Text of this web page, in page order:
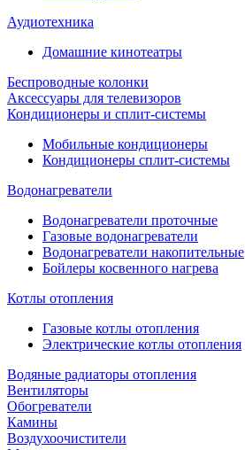
Аудиотехника
Домашние кинотеатры
Беспроводные колонки
Аксессуары для телевизоров
Кондиционеры и сплит-системы
Мобильные кондиционеры
Кондиционеры сплит-системы
Водонагреватели
Водонагреватели проточные
Газовые водонагреватели
Водонагреватели накопительные
Бойлеры косвенного нагрева
Котлы отопления
Газовые котлы отопления
Электрические котлы отопления
Водяные радиаторы отопления
Вентиляторы
Обогреватели
Камины
Воздухоочистители